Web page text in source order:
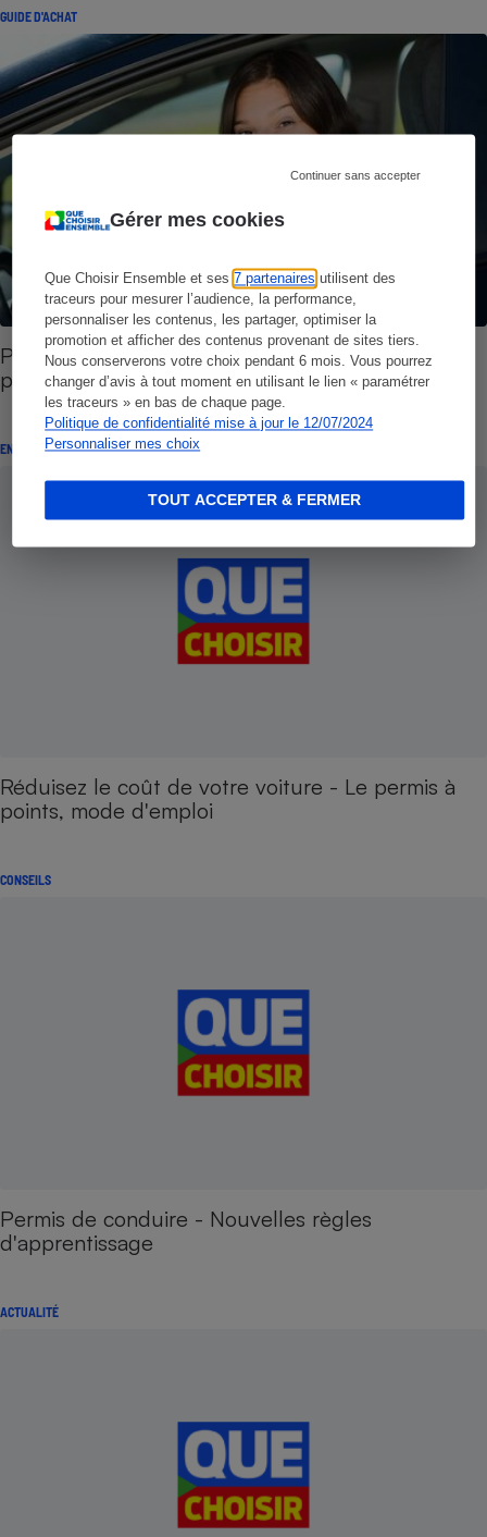
Gérer mes cookies
Que Choisir Ensemble et ses7 partenaires utilisent des
traceurs pour mesurer l’audience, la performance,
personnaliser les contenus, les partager, optimiser la
promotion et afficher des contenus provenant de sites tiers.
Nous conserverons votre choix pendant 6 mois. Vous pourrez
changer d’avis à tout moment en utilisant le lien « paramétrer
les traceurs » en bas de chaque page.
Politique de confidentialité mise à jour le 12/07/2024
Personnaliser mes choix
Continuer sans accepter
TOUT ACCEPTER & FERMER
GUIDE D'ACHAT
Permis de conduire - Les différentes formations
possibles pour passer le permis
ENQUÊTE
Réduisez le coût de votre voiture - Le permis à
points, mode d'emploi
CONSEILS
Permis de conduire - Nouvelles règles
d'apprentissage
ACTUALITÉ